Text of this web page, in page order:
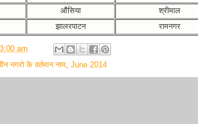
औंसिया श्रीमाल
झालरपाटन रामनगर
am
नगरो के वर्तमान नाम, June 2014